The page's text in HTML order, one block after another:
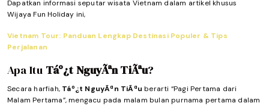
Dapatkan informasi seputar wisata Vietnam dalam artikel khusus
Wijaya Fun Holiday ini,
Vietnam Tour: Panduan Lengkap Destinasi Populer & Tips
Perjalanan
Apa Itu Táº¿t NguyÃªn TiÃªu?
Secara harfiah, Táº¿t NguyÃªn TiÃªu berarti “Pagi Pertama dari
Malam Pertama”, mengacu pada malam bulan purnama pertama dalam